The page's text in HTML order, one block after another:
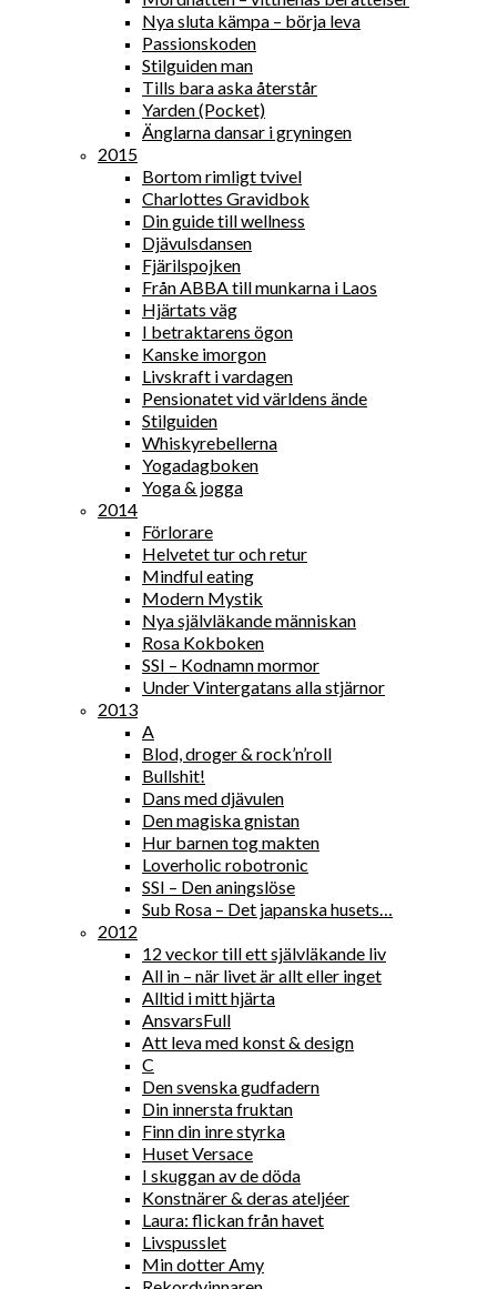
Nya sluta kämpa – börja leva
Passionskoden
Stilguiden man
Tills bara aska återstår
Yarden (Pocket)
Änglarna dansar i gryningen
2015
Bortom rimligt tvivel
Charlottes Gravidbok
Din guide till wellness
Djävulsdansen
Fjärilspojken
Från ABBA till munkarna i Laos
Hjärtats väg
I betraktarens ögon
Kanske imorgon
Livskraft i vardagen
Pensionatet vid världens ände
Stilguiden
Whiskyrebellerna
Yogadagboken
Yoga & jogga
2014
Förlorare
Helvetet tur och retur
Mindful eating
Modern Mystik
Nya självläkande människan
Rosa Kokboken
SSI – Kodnamn mormor
Under Vintergatans alla stjärnor
2013
A
Blod, droger & rock’n’roll
Bullshit!
Dans med djävulen
Den magiska gnistan
Hur barnen tog makten
Loverholic robotronic
SSI – Den aningslöse
Sub Rosa – Det japanska husets…
2012
12 veckor till ett självläkande liv
All in – när livet är allt eller inget
Alltid i mitt hjärta
AnsvarsFull
Att leva med konst & design
C
Den svenska gudfadern
Din innersta fruktan
Finn din inre styrka
Huset Versace
I skuggan av de döda
Konstnärer & deras ateljéer
Laura: flickan från havet
Livspusslet
Min dotter Amy